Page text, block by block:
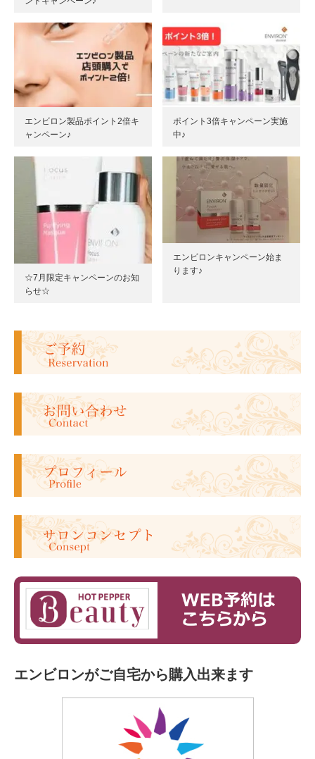
エンビロン製品ポイント2倍キ
ャンペーン♪
ポイント3倍キャンペーン実施
中♪
☆7月限定キャンペーンのお知
らせ☆
エンビロンキャンペーン始ま
ります♪
エンビロンがご自宅から購入出来ます